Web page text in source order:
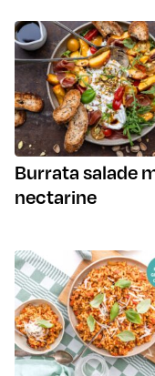
Burrata salade
nectarine